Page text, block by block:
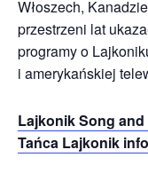
Włoszech,
przestrzeni lat
programy o
i amerykańskiej
Lajkonik Song
Tańca Lajkonik